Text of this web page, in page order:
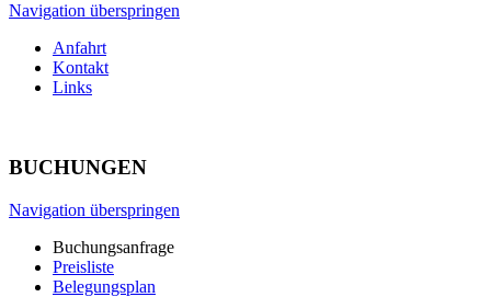
Navigation überspringen
Anfahrt
Kontakt
Links
BUCHUNGEN
Navigation überspringen
Buchungsanfrage
Preisliste
Belegungsplan